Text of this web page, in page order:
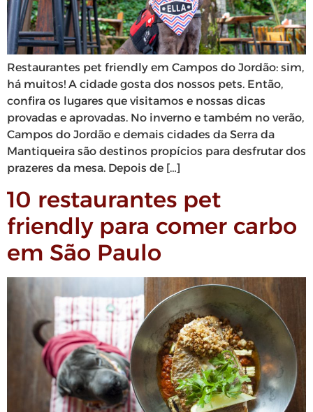
Restaurantes pet friendly em Campos do Jordão: sim,
há muitos! A cidade gosta dos nossos pets. Então,
confira os lugares que visitamos e nossas dicas
provadas e aprovadas. No inverno e também no verão,
Campos do Jordão e demais cidades da Serra da
Mantiqueira são destinos propícios para desfrutar dos
prazeres da mesa. Depois de […]
10 restaurantes pet
friendly para comer carbo
em São Paulo